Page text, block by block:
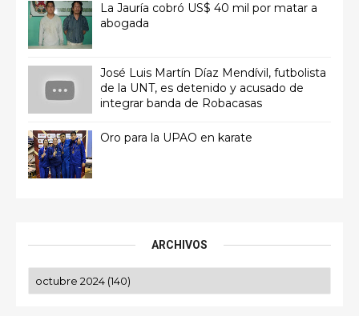
La Jauría cobró US$ 40 mil por matar a
abogada
José Luis Martín Díaz Mendívil, futbolista
de la UNT, es detenido y acusado de
integrar banda de Robacasas
Oro para la UPAO en karate
ARCHIVOS